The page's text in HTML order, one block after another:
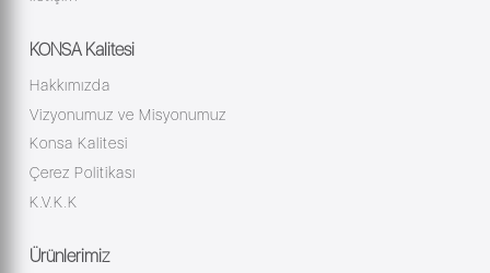
KONSA Kalitesi
Hakkımızda
Vizyonumuz ve Misyonumuz
Konsa Kalitesi
Çerez Politikası
K.V.K.K
Ürünlerimiz